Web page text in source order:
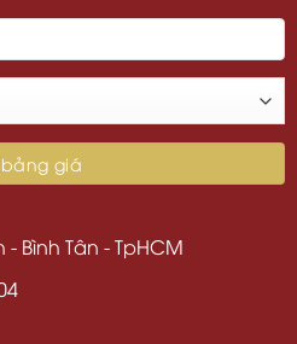
Bình Tân - TpHCM